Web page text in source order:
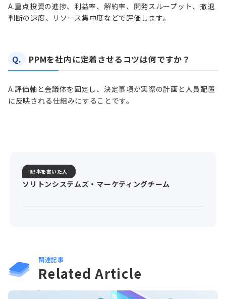
A.重点投資の進捗、利益率、解約率、開発スループット、撤退
判断の速度、リソース集中度などで評価します。
Q. PPMを社内に定着させるコツは何ですか？
A.評価軸と会議体を固定し、決定事項が実際の計画と人員配置
に反映される仕組みにすることです。
記事を書いた人
ソリトンシステムズ・マーケティングチーム
関連記事
Related Article